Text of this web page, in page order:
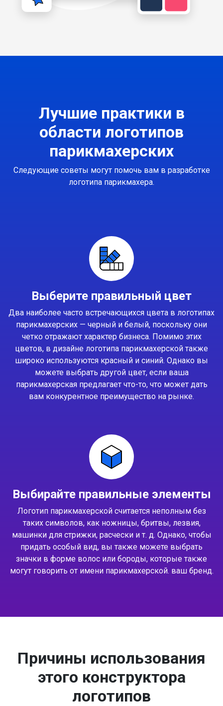
Лучшие практики в
области логотипов
парикмахерских
Следующие советы могут помочь вам в разработке
логотипа парикмахера.
Выберите правильный цвет
Два наиболее часто встречающихся цвета в логотипах
парикмахерских — черный и белый, поскольку они
четко отражают характер бизнеса. Помимо этих
цветов, в дизайне логотипа парикмахерской также
широко используются красный и синий. Однако вы
можете выбрать другой цвет, если ваша
парикмахерская предлагает что-то, что может дать
вам конкурентное преимущество на рынке.
Выбирайте правильные элементы
Логотип парикмахерской считается неполным без
таких символов, как ножницы, бритвы, лезвия,
машинки для стрижки, расчески и т. д. Однако, чтобы
придать особый вид, вы также можете выбрать
значки в форме волос или бороды, которые также
могут говорить от имени парикмахерской. ваш бренд.
Причины использования
этого конструктора
логотипов